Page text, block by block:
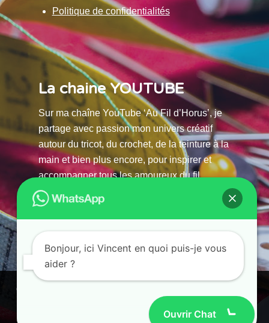
Politique de confidentialités
La chaine YOUTUBE
Sur ma chaîne YouTube ‘Au Fil d’Horus’, je
partage avec passion mon univers créatif
autour du tricot, du crochet, de la teinture à la
main et bien plus encore, pour inspirer et
accompagner tous les amoureux du fil.
© 2025 AU FILS D’HORUS| All Rights Reserved |
Ce site utilise des cookies. En continuant à parcourir ce site, vous
acceptez leur utilisation.
Bonjour, ici Vincent en quoi puis-je vous
aider ?
Ouvrir Chat